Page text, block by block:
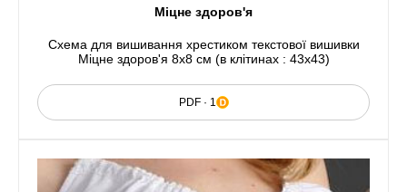
Міцне здоров'я
Схема для вишивання хрестиком текстової вишивки
Міцне здоров'я 8x8 см (в клітинах : 43x43)
PDF · 1